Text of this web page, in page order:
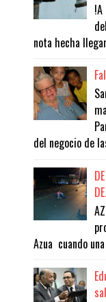
nota hecha
del negocio de
Azua cuando